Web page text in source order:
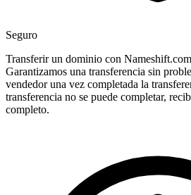
Seguro
Transferir un dominio con
Garantizamos una transferencia sin
vendedor una vez completada la
transferencia no se puede completar,
completo.